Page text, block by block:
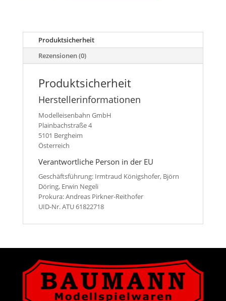
Produktsicherheit
Rezensionen (0)
Produktsicherheit
Herstellerinformationen
Modelleisenbahn GmbH
Plainbachstraße 4
5101 Bergheim
Österreich
Verantwortliche Person in der EU
Geschäftsführung: Irmtraud Königshofer, Björn
Döring, Erwin Negeli
Prokura: Andreas Pirkner-Reithofer
UID-Nr. ATU 61822718